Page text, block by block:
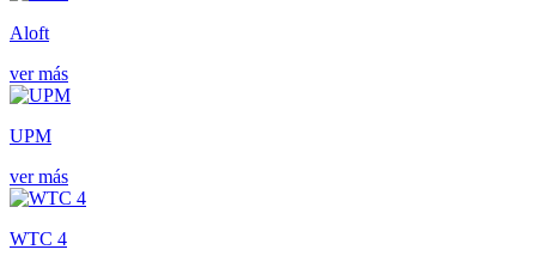
Aloft
ver más
UPM
ver más
WTC 4